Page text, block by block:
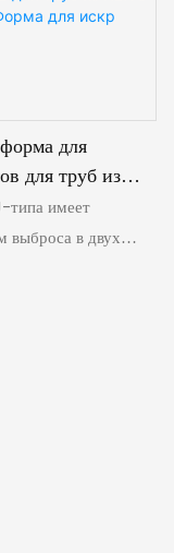
продукта
для
для труб из
- Форма
типа имеет
выброса в двух